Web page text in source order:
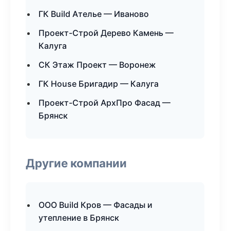
ГК Build Ателье — Иваново
Проект-Строй Дерево Камень —
Калуга
СК Этаж Проект — Воронеж
ГК House Бригадир — Калуга
Проект-Строй АрхПро Фасад —
Брянск
Другие компании
ООО Build Кров — Фасады и
утепление в Брянск